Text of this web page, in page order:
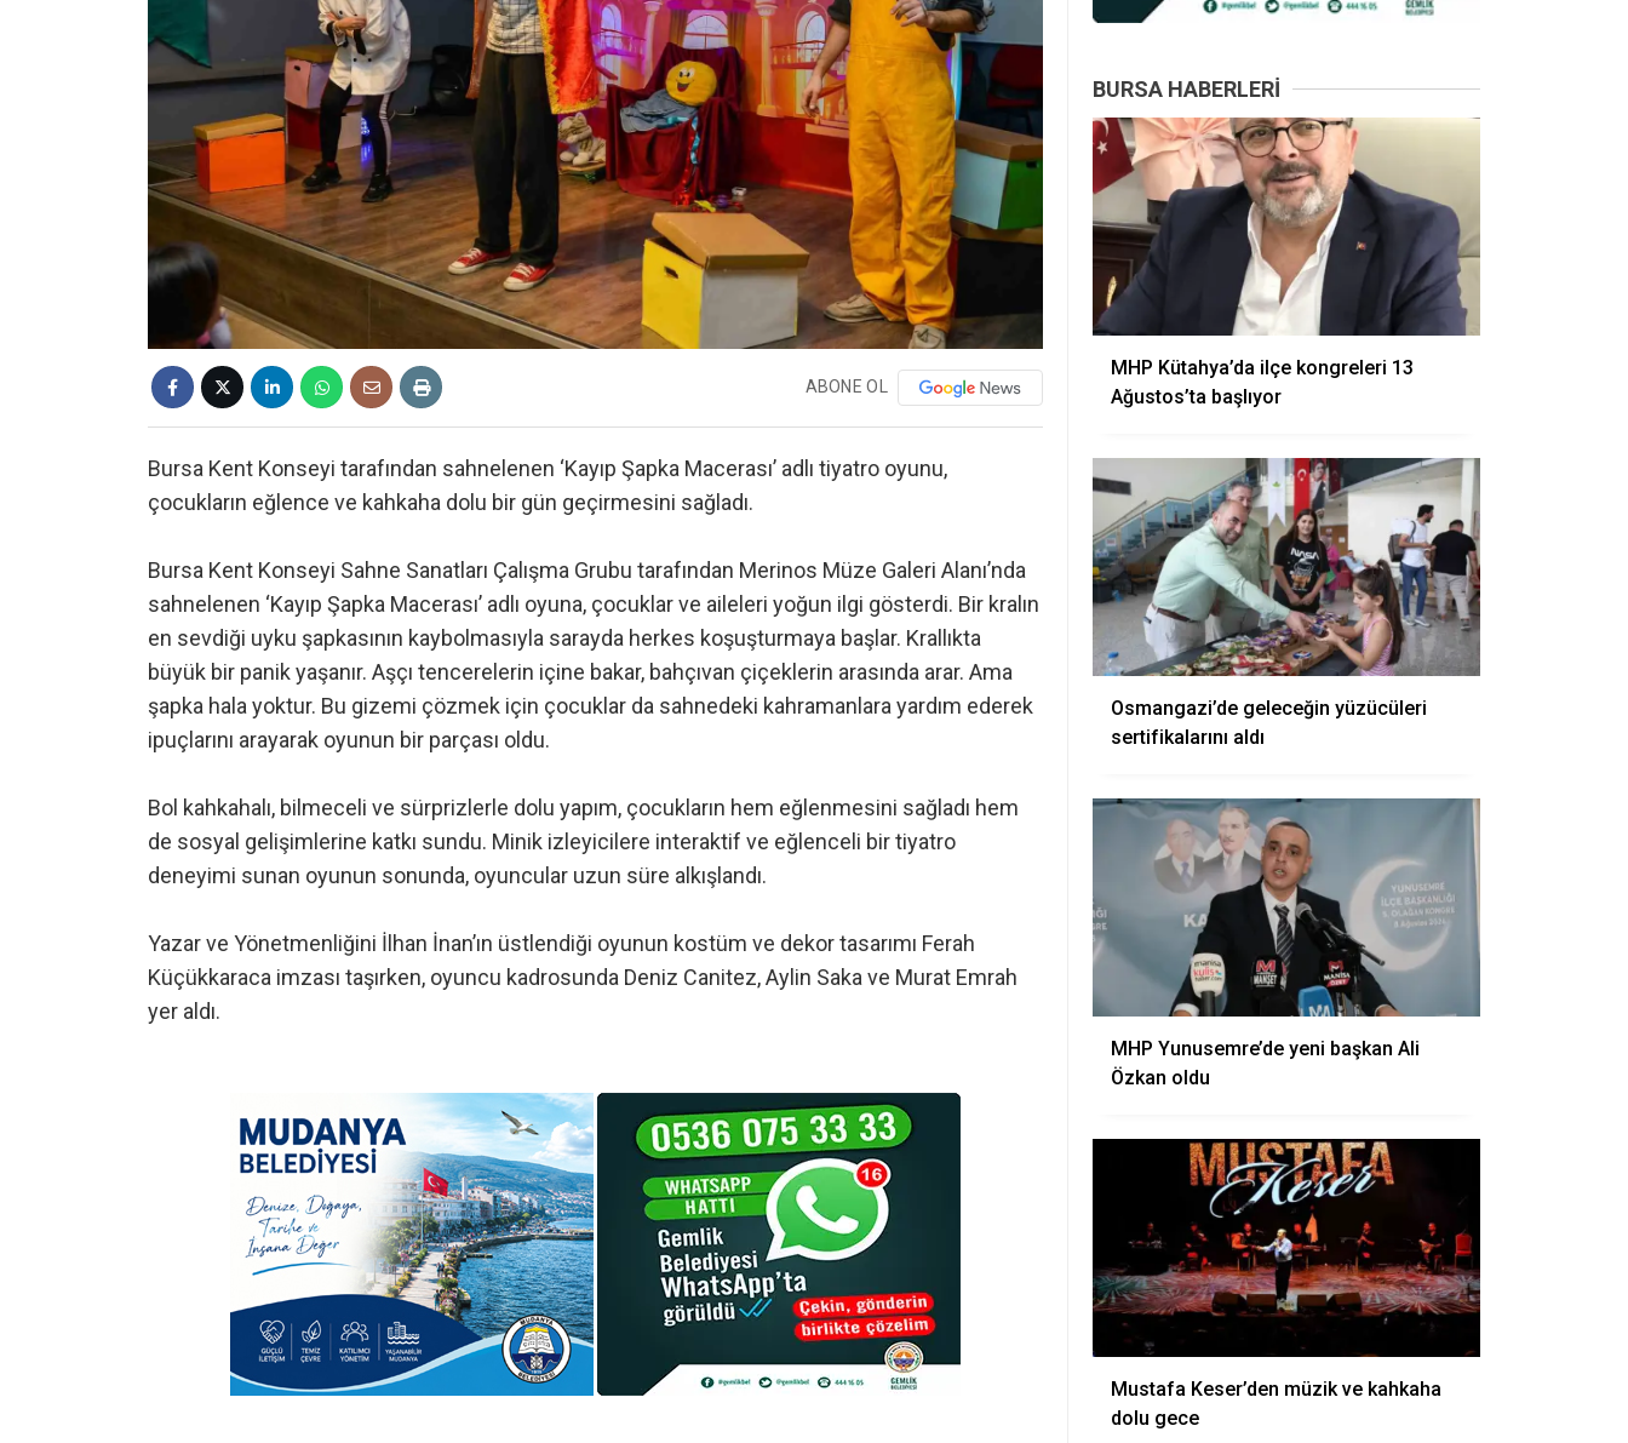
ABONE OL
Bursa Kent Konseyi tarafından sahnelenen ‘Kayıp Şapka Macerası’ adlı tiyatro oyunu,
çocukların eğlence ve kahkaha dolu bir gün geçirmesini sağladı.
Bursa Kent Konseyi Sahne Sanatları Çalışma Grubu tarafından Merinos Müze Galeri Alanı’nda
sahnelenen ‘Kayıp Şapka Macerası’ adlı oyuna, çocuklar ve aileleri yoğun ilgi gösterdi. Bir kralın
en sevdiği uyku şapkasının kaybolmasıyla sarayda herkes koşuşturmaya başlar. Krallıkta
büyük bir panik yaşanır. Aşçı tencerelerin içine bakar, bahçıvan çiçeklerin arasında arar. Ama
şapka hala yoktur. Bu gizemi çözmek için çocuklar da sahnedeki kahramanlara yardım ederek
ipuçlarını arayarak oyunun bir parçası oldu.
Bol kahkahalı, bilmeceli ve sürprizlerle dolu yapım, çocukların hem eğlenmesini sağladı hem
de sosyal gelişimlerine katkı sundu. Minik izleyicilere interaktif ve eğlenceli bir tiyatro
deneyimi sunan oyunun sonunda, oyuncular uzun süre alkışlandı.
Yazar ve Yönetmenliğini İlhan İnan’ın üstlendiği oyunun kostüm ve dekor tasarımı Ferah
Küçükkaraca imzası taşırken, oyuncu kadrosunda Deniz Canitez, Aylin Saka ve Murat Emrah
yer aldı.
BURSA HABERLERI
MHP Kütahya’da ilçe kongreleri 13
Ağustos’ta başlıyor
Osmangazi’de geleceğin yüzücüleri
sertifikalarını aldı
MHP Yunusemre’de yeni başkan Ali
Özkan oldu
Mustafa Keser’den müzik ve kahkaha
dolu gece